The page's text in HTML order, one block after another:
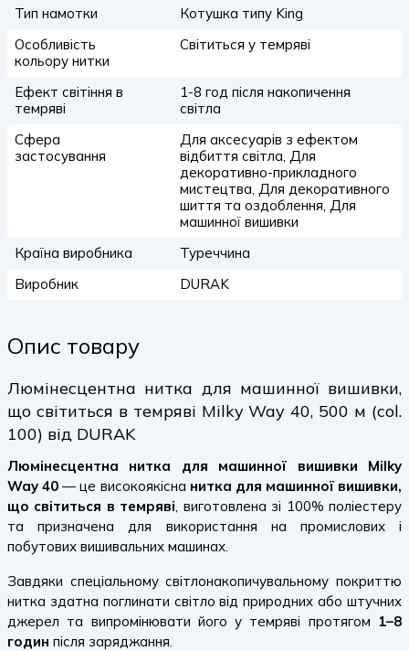
Тип намотки
Котушка типу King
Особливість
кольору нитки
Світиться у темряві
Ефект світіння в
темряві
1-8 год після накопичення
світла
Сфера
застосування
Для аксесуарів з ефектом
відбиття світла, Для
декоративно-прикладного
мистецтва, Для декоративного
шиття та оздоблення, Для
машинної вишивки
Країна виробника
Туреччина
Виробник
DURAK
Опис товару
Люмінесцентна нитка для машинної вишивки,
що світиться в темряві Milky Way 40, 500 м (col.
100) від DURAK
Люмінесцентна нитка для машинної вишивки Milky
Way 40 — це високоякісна нитка для машинної вишивки,
що світиться в темряві, виготовлена зі 100% поліестеру
та призначена для використання на промислових і
побутових вишивальних машинах.
Завдяки спеціальному світлонакопичувальному покриттю
нитка здатна поглинати світло від природних або штучних
джерел та випромінювати його у темряві протягом 1–8
годин після заряджання.